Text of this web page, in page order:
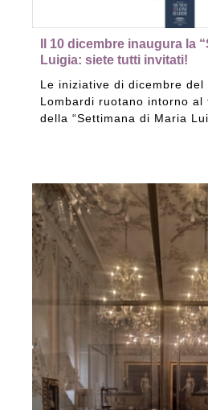
Il 10 dicembre inaugura la
Luigia: siete tutti invitati!
Le iniziative di dicembre del
Lombardi ruotano intorno al
della “Settimana di Maria